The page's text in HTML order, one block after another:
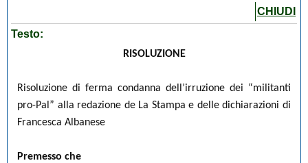
CHIUDI
Testo:
RISOLUZIONE
Risoluzione di ferma condanna dell’irruzione dei “militanti
pro-Pal” alla redazione de La Stampa e delle dichiarazioni di
Francesca Albanese
Premesso che